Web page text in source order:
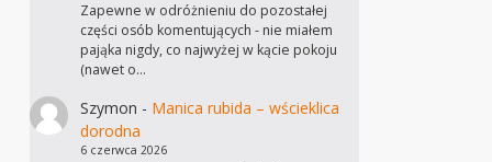
Zapewne w odróżnieniu do pozostałej
części osób komentujących - nie miałem
pająka nigdy, co najwyżej w kącie pokoju
(nawet o…
Szymon - Manica rubida – wścieklica
dorodna
6 czerwca 2026